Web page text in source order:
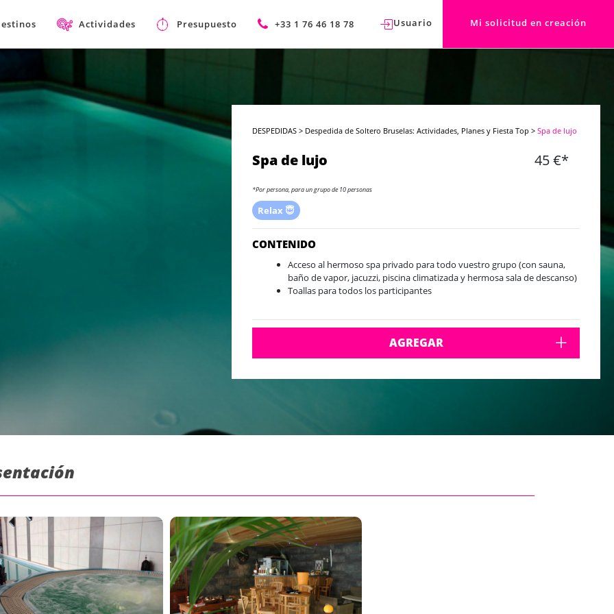
Actividades Presupuesto +33 1 76 46 18 78 Usuario Mi solicitud en creación
DESPEDIDAS > Despedida de Soltero Bruselas: Actividades, Planes y Fiesta Top >Spa de lujo
Spa de lujo 45 €*
*Por persona, para un grupo de 10 personas
Relax 😇
CONTENIDO
Acceso al hermoso spa privado para todo vuestro grupo (con sauna,
baño de vapor, jacuzzi, piscina climatizada y hermosa sala de descanso)
Toallas para todos los participantes
AGREGAR